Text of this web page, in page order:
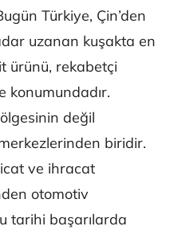
Türkiye, Çin’den
uzanan kuşakta en
ürünü, rekabetçi
konumundadır.
değil
biridir.
icat ve ihracat
otomotiv
tarihi başarılarda